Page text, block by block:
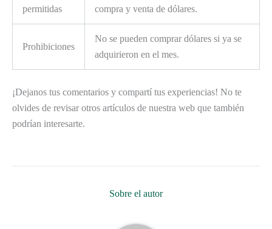
permitidas
compra y venta de dólares.
Prohibiciones
No se pueden comprar dólares si ya se
adquirieron en el mes.
¡Dejanos tus comentarios y compartí tus experiencias! No te
olvides de revisar otros artículos de nuestra web que también
podrían interesarte.
Sobre el autor